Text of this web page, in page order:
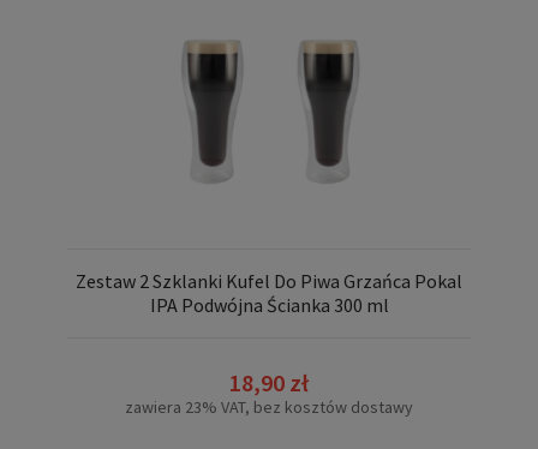
Zestaw 2 Szklanki Kufel Do Piwa Grzańca Pokal
IPA Podwójna Ścianka 300 ml
18,90 zł
zawiera 23% VAT, bez kosztów dostawy